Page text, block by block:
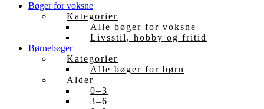
Bøger for voksne
Kategorier
Alle bøger for voksne
Livsstil, hobby og fritid
Børnebøger
Kategorier
Alle bøger for børn
Alder
0–3
3–6